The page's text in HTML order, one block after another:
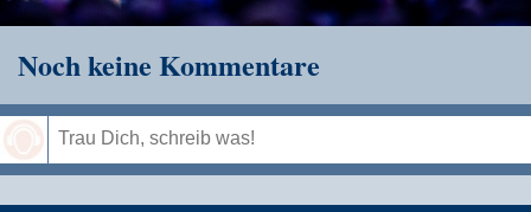
Noch keine Kommentare